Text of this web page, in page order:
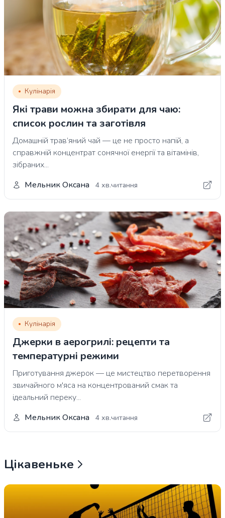
Кулінарія
Які трави можна збирати для чаю:
список рослин та заготівля
Домашній трав’яний чай — це не просто напій, а
справжній концентрат сонячної енергії та вітамінів,
зібраних...
Мельник Оксана
4 хв.читання
Кулінарія
Джерки в аерогрилі: рецепти та
температурні режими
Приготування джерок — це мистецтво перетворення
звичайного м'яса на концентрований смак та
ідеальний переку...
Мельник Оксана
4 хв.читання
Цікавеньке